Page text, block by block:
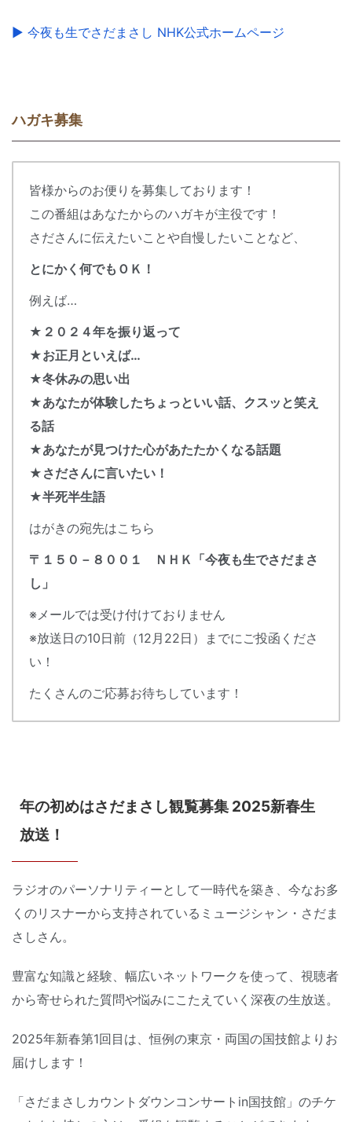
▶ 今夜も生でさだまさし NHK公式ホームページ
ハガキ募集
皆様からのお便りを募集しております！
この番組はあなたからのハガキが主役です！
さださんに伝えたいことや自慢したいことなど、
とにかく何でもＯＫ！
例えば…
★２０２４年を振り返って
★お正月といえば…
★冬休みの思い出
★あなたが体験したちょっといい話、クスッと笑え
る話
★あなたが見つけた心があたたかくなる話題
★さださんに言いたい！
★半死半生語
はがきの宛先はこちら
〒１５０－８００１ ＮＨＫ「今夜も生でさだまさ
し」
※メールでは受け付けておりません
※放送日の10日前（12月22日）までにご投函くださ
い！
たくさんのご応募お待ちしています！
年の初めはさだまさし観覧募集 2025新春生
放送！
ラジオのパーソナリティーとして一時代を築き、今なお多
くのリスナーから支持されているミュージシャン・さだま
さしさん。
豊富な知識と経験、幅広いネットワークを使って、視聴者
から寄せられた質問や悩みにこたえていく深夜の生放送。
2025年新春第1回目は、恒例の東京・両国の国技館よりお
届けします！
「さだまさしカウントダウンコンサートin国技館」のチケ